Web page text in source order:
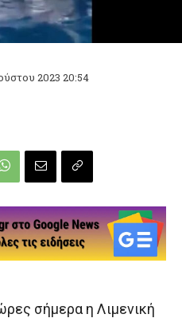
2023 20:54
σήμερα η Λιμενική